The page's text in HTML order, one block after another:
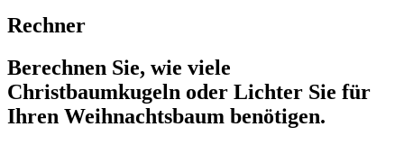
Rechner
Berechnen Sie, wie viele
Christbaumkugeln oder Lichter Sie für
Ihren Weihnachtsbaum benötigen.